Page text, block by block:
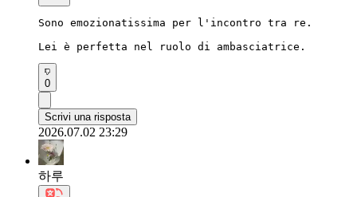
Sono emozionatissima per l'incontro tra re.
Lei è perfetta nel ruolo di ambasciatrice.
0
Scrivi una risposta
2026.07.02 23:29
하루